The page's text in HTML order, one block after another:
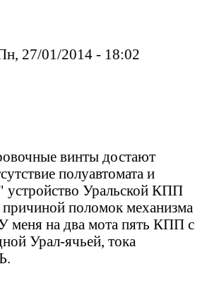
27/01/2014 - 18:02
винты достают
полуавтомата и
устройство Уральской КПП
причиной поломок механизма
меня на два мота пять КПП с
Урал-ячьей, тока